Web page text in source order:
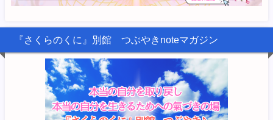
『さくらのくに』別館 つぶやきnoteマガジン